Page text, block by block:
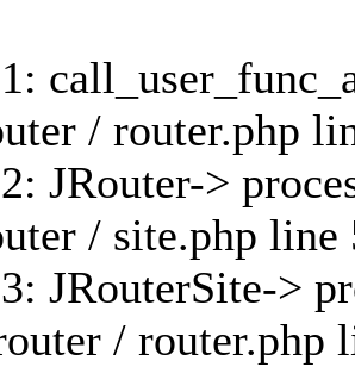
/ router.php
JRouter->
/ site.php line
JRouterSite->
/ router.php